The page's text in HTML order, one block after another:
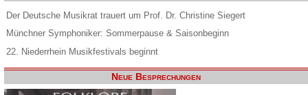
Der Deutsche Musikrat trauert um Prof. Dr. Christine Siegert
Münchner Symphoniker: Sommerpause & Saisonbeginn
22. Niederrhein Musikfestivals beginnt
Neue Besprechungen